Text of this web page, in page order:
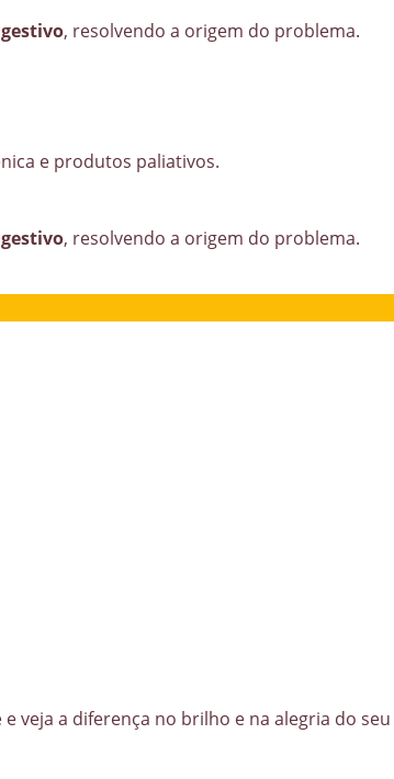
, resolvendo a origem do problema.
e produtos paliativos.
, resolvendo a origem do problema.
veja a diferença no brilho e na alegria do